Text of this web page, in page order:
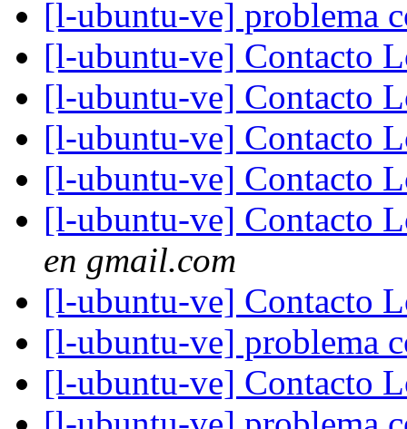
[l-ubuntu-ve] problema
[l-ubuntu-ve] Contacto
[l-ubuntu-ve] Contacto
[l-ubuntu-ve] Contacto
[l-ubuntu-ve] Contacto
[l-ubuntu-ve] Contacto
en gmail.com
[l-ubuntu-ve] Contacto
[l-ubuntu-ve] problema
[l-ubuntu-ve] Contacto